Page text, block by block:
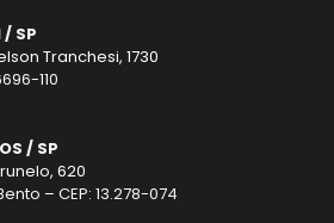
/ SP
Tranchesi, 1730
110
/ SP
620
– CEP: 13.278-074